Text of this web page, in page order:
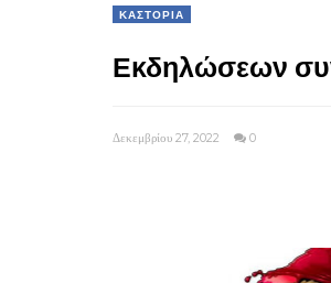
ΚΑΣΤΟΡΙΑ
Εκδηλώσεων
Δεκεμβρίου 27, 2022 0